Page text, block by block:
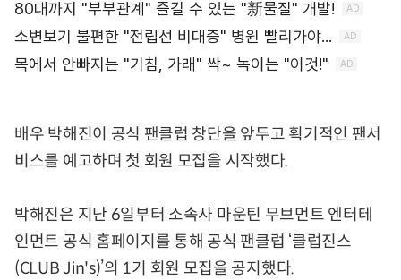
배우 박해진이 공식 팬클럽 창단을 앞두고 획기적인 팬서
비스를 예고하며 첫 회원 모집을 시작했다.
박해진은 지난 6일부터 소속사 마운틴 무브먼트 엔터테
인먼트 공식 홈페이지를 통해 공식 팬클럽 ‘클럽진스
(CLUB Jin's)’의 1기 회원 모집을 공지했다.